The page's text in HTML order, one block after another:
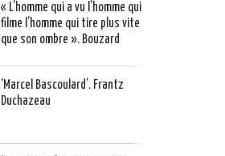
« L’homme qui a vu l’homme qui
filme l’homme qui tire plus vite
que son ombre ». Bouzard
‘Marcel Bascoulard’. Frantz
Duchazeau